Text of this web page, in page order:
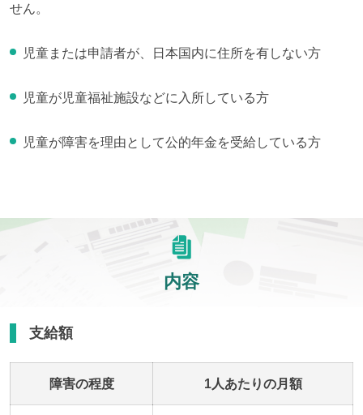
せん。
児童または申請者が、日本国内に住所を有しない方
児童が児童福祉施設などに入所している方
児童が障害を理由として公的年金を受給している方
内容
支給額
障害の程度 1人あたりの月額